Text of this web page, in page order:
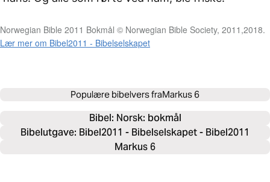
Norwegian Bible 2011 Bokmål © Norwegian Bible Society, 2011,2018.
Lær mer om Bibel2011 - Bibelselskapet
Populære bibelvers fraMarkus 6
Bibel: Norsk: bokmål
Bibelutgave: Bibel2011 - Bibelselskapet - Bibel2011
Markus 6